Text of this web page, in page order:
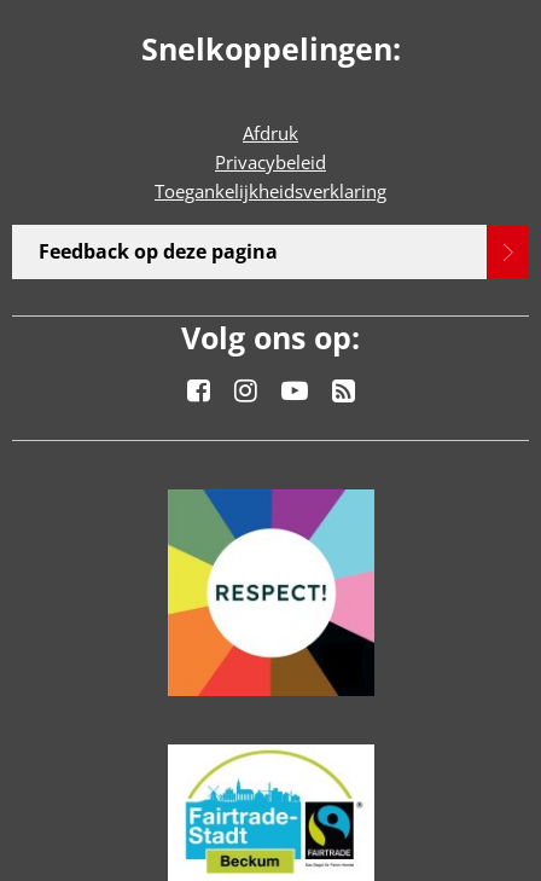
Snelkoppelingen:
Afdruk
Privacybeleid
Toegankelijkheidsverklaring
Feedback op deze pagina
Volg ons op: